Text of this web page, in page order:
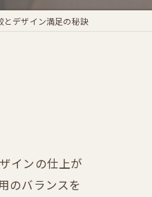
とデザイン満足の秘訣
インの仕上が
のバランスを